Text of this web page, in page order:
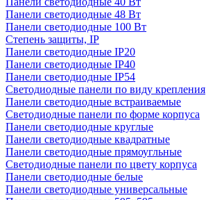
Панели светодиодные 48 Вт
Панели светодиодные 100 Вт
Степень защиты, IP
Панели светодиодные IP20
Панели светодиодные IP40
Панели светодиодные IP54
Светодиодные панели по виду крепления
Панели светодиодные встраиваемые
Светодиодные панели по форме корпуса
Панели светодиодные круглые
Панели светодиодные квадратные
Панели светодиодные прямоугльные
Светодиодные панели по цвету корпуса
Панели светодиодные белые
Панели светодиодные универсальные